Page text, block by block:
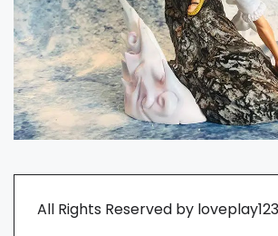
All Rights Reserved by